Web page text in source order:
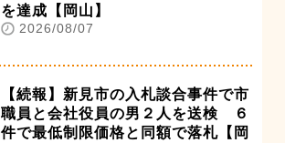
を達成【岡山】
2026/08/07
【続報】新見市の入札談合事件で市
職員と会社役員の男２人を送検 ６
件で最低制限価格と同額で落札【岡